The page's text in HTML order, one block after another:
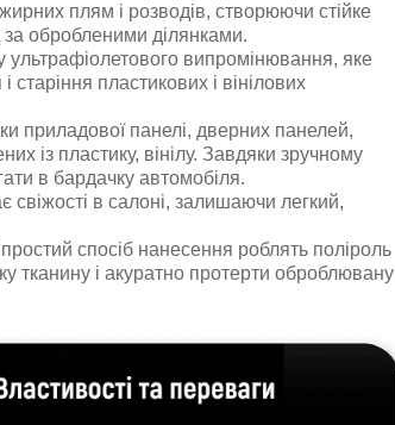
плям і розводів, створюючи стійке
обробленими ділянками.
ультрафіолетового випромінювання, яке
пластикових і вінілових
приладової панелі, дверних панелей,
із пластику, вінілу. Завдяки зручному
в бардачку автомобіля.
в салоні, залишаючи легкий,
спосіб нанесення роблять поліроль
тканину і акуратно протерти оброблювану